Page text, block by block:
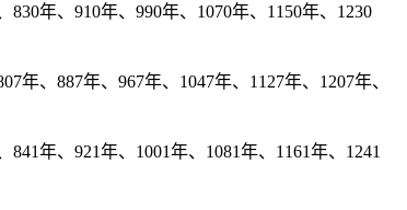
年、910年、990年、1070年、1150年、1230
年、887年、967年、1047年、1127年、1207年、
年、921年、1001年、1081年、1161年、1241